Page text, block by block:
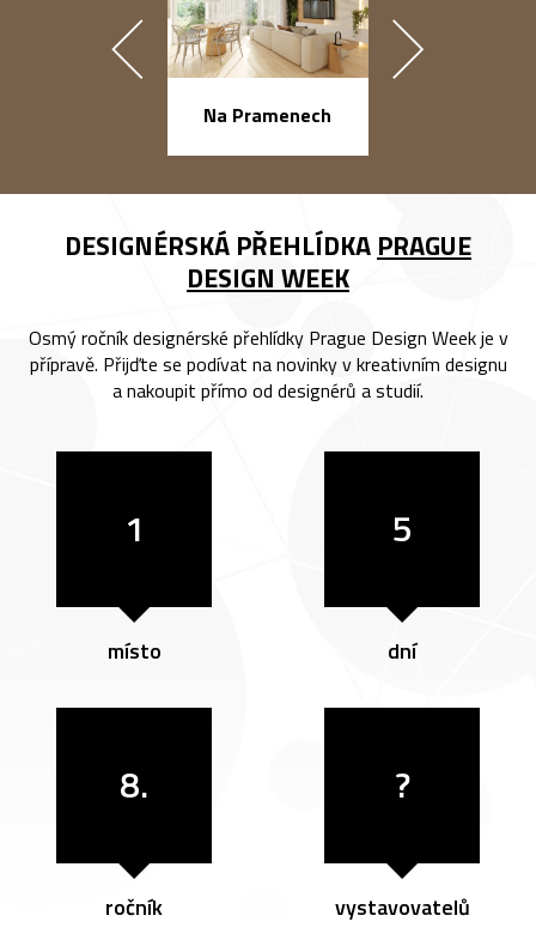
Na Pramenech
DESIGNÉRSKÁ PŘEHLÍDKA PRAGUE
DESIGN WEEK
Osmý ročník designérské přehlídky Prague Design Week je v
přípravě. Přijďte se podívat na novinky v kreativním designu
a nakoupit přímo od designérů a studií.
1
místo
5
dní
8.
ročník
?
vystavovatelů